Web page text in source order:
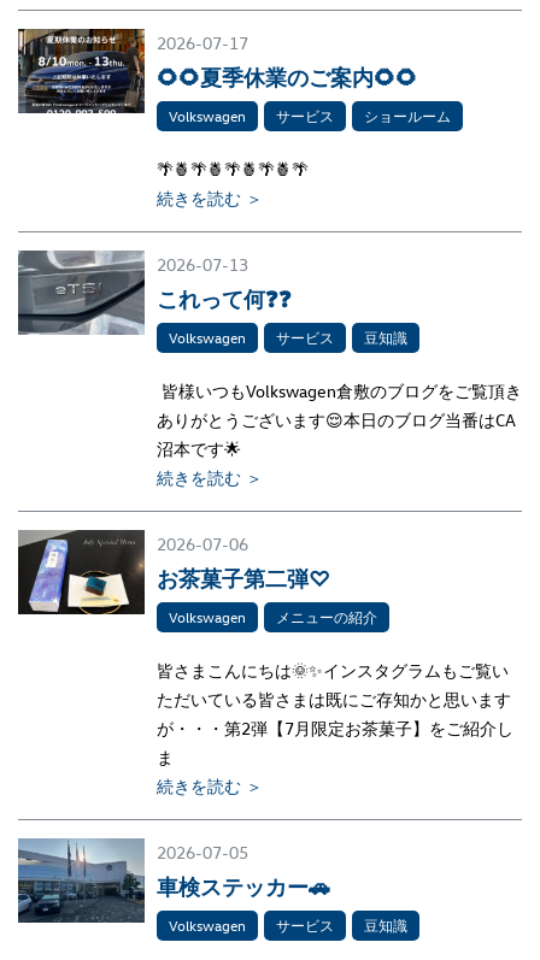
2026-07-17
🌻🌻夏季休業のご案内🌻🌻
Volkswagen サービス ショールーム
🌴🍍🌴🍍🌴🍍🌴🍍🌴
続きを読む ＞
2026-07-13
これって何❓❓
Volkswagen サービス 豆知識
皆様いつもVolkswagen倉敷のブログをご覧頂き
ありがとうございます😌本日のブログ当番はCA
沼本です🌟
続きを読む ＞
2026-07-06
お茶菓子第二弾♡
Volkswagen メニューの紹介
皆さまこんにちは🌞✨インスタグラムもご覧い
ただいている皆さまは既にご存知かと思います
が・・・第2弾【7月限定お茶菓子】をご紹介し
ま
続きを読む ＞
2026-07-05
車検ステッカー🚗
Volkswagen サービス 豆知識